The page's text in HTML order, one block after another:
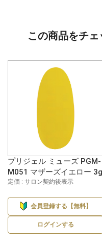
この商品をチ
プリジェル ミューズ PGM-
M051 マザーズイエロー 3g
定価 : サロン契約後表示
会員登録する【無料】
ログインする